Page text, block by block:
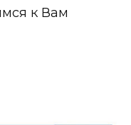
к Вам